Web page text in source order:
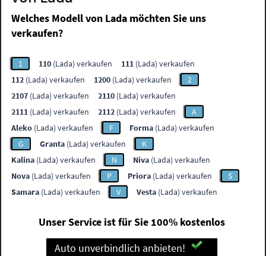
Welches Modell von Lada möchten Sie uns
verkaufen?
1 110 (Lada) verkaufen 111 (Lada) verkaufen
112 (Lada) verkaufen 1200 (Lada) verkaufen
2
2107 (Lada) verkaufen 2110 (Lada) verkaufen
2111 (Lada) verkaufen 2112 (Lada) verkaufen
A
Aleko (Lada) verkaufen F Forma (Lada) verkaufen
G
Granta (Lada) verkaufen
K
Kalina (Lada) verkaufen N Niva (Lada) verkaufen
Nova (Lada) verkaufen P Priora (Lada) verkaufen
S
Samara (Lada) verkaufen V Vesta (Lada) verkaufen
Unser Service ist für Sie 100% kostenlos
Auto unverbindlich anbieten!